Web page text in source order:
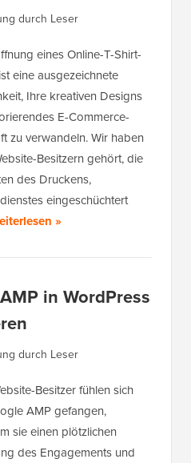
durch Leser
eines Online-T-Shirt-
eine ausgezeichnete
Ihre kreativen Designs
E-Commerce-
zu verwandeln. Wir haben
Besitzern gehört, die
des Druckens,
eingeschüchtert
»
in WordPress
durch Leser
Besitzer fühlen sich
AMP gefangen,
sie einen plötzlichen
des Engagements und